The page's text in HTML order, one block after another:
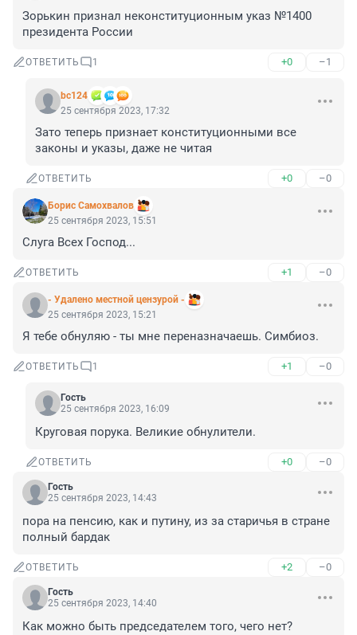
Зорькин признал неконституционным указ №1400
президента России
ОТВЕТИТЬ 1 +0 –1
bc124
25 сентября 2023, 17:32
Зато теперь признает конституционными все
законы и указы, даже не читая
ОТВЕТИТЬ +0 –0
Борис Самохвалов
25 сентября 2023, 15:51
Слуга Всех Господ...
ОТВЕТИТЬ +1 –0
- Удалено местной цензурой -
25 сентября 2023, 15:21
Я тебе обнуляю - ты мне переназначаешь. Симбиоз.
ОТВЕТИТЬ 1 +1 –0
Гость
25 сентября 2023, 16:09
Круговая порука. Великие обнулители.
ОТВЕТИТЬ +0 –0
Гость
25 сентября 2023, 14:43
пора на пенсию, как и путину, из за старичья в стране
полный бардак
ОТВЕТИТЬ +2 –0
Гость
25 сентября 2023, 14:40
Как можно быть председателем того, чего нет?